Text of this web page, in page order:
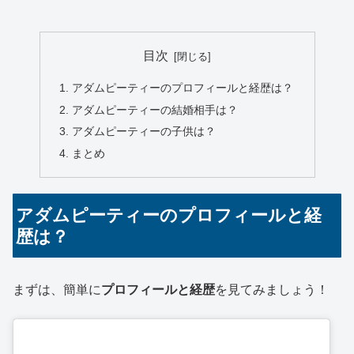
目次
アダムピーティーのプロフィールと経歴は？
アダムピーティーの結婚相手は？
アダムピーティーの子供は？
まとめ
アダムピーティーのプロフィールと経
歴は？
まずは、簡単にプロフィールと経歴を見てみましょう！